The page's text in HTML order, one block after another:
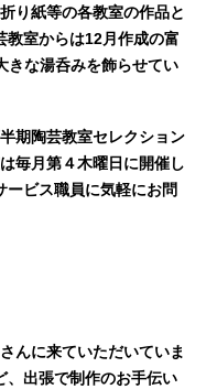
り紙等の各教室の作品と
室からは12月作成の富
きな湯呑みを飾らせてい
期陶芸教室セレクション
毎月第４木曜日に開催し
ビス職員に気軽にお問
んに来ていただいていま
出張で制作のお手伝い